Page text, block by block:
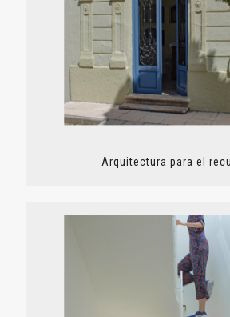
Arquitectura para el